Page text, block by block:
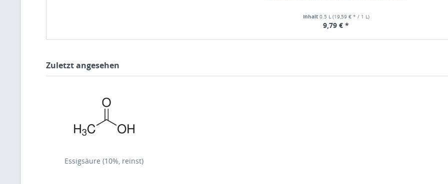
Inhalt 0.5 L (19,59 € * / 1 L)
9,79 € *
Zuletzt angesehen
Essigsäure (10%, reinst)